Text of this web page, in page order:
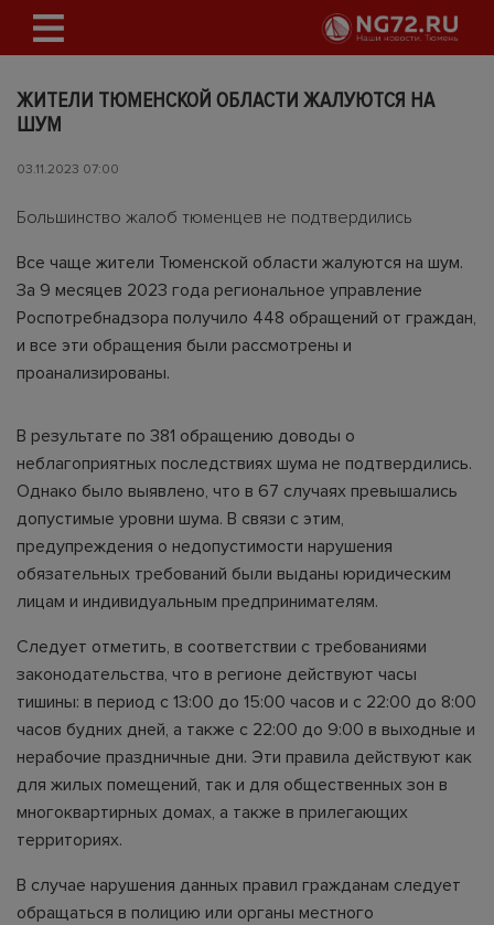
ЖИТЕЛИ ТЮМЕНСКОЙ ОБЛАСТИ ЖАЛУЮТСЯ НА
ШУМ
03.11.2023 07:00
Большинство жалоб тюменцев не подтвердились
Все чаще жители Тюменской области жалуются на шум.
За 9 месяцев 2023 года региональное управление
Роспотребнадзора получило 448 обращений от граждан,
и все эти обращения были рассмотрены и
проанализированы.
В результате по 381 обращению доводы о
неблагоприятных последствиях шума не подтвердились.
Однако было выявлено, что в 67 случаях превышались
допустимые уровни шума. В связи с этим,
предупреждения о недопустимости нарушения
обязательных требований были выданы юридическим
лицам и индивидуальным предпринимателям.
Следует отметить, в соответствии с требованиями
законодательства, что в регионе действуют часы
тишины: в период с 13:00 до 15:00 часов и с 22:00 до 8:00
часов будних дней, а также с 22:00 до 9:00 в выходные и
нерабочие праздничные дни. Эти правила действуют как
для жилых помещений, так и для общественных зон в
многоквартирных домах, а также в прилегающих
территориях.
В случае нарушения данных правил гражданам следует
обращаться в полицию или органы местного